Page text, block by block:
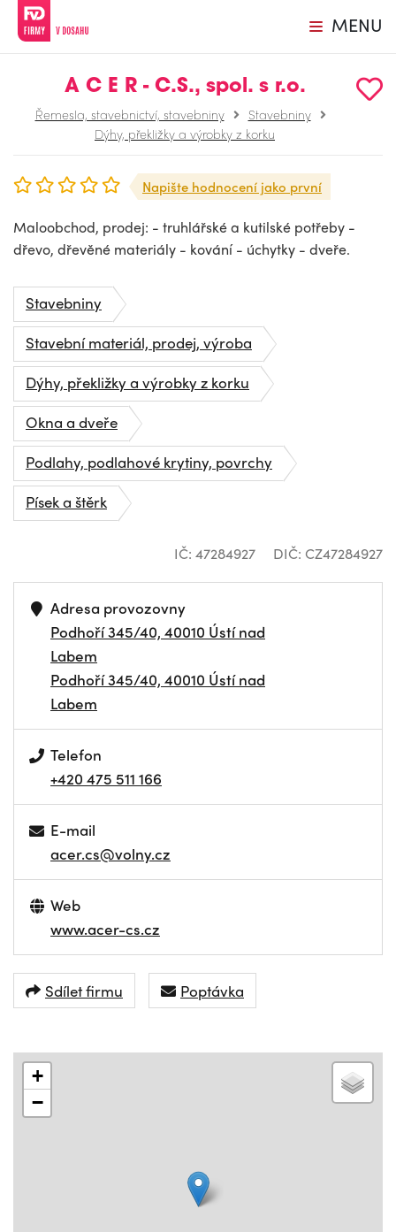
MENU
A C E R - C.S., spol. s r.o.
Řemesla, stavebnictví, stavebniny
Stavebniny
Dýhy, překližky a výrobky z korku
Napište hodnocení jako první
Maloobchod, prodej: - truhlářské a kutilské potřeby -
dřevo, dřevěné materiály - kování - úchytky - dveře.
Stavebniny
Stavební materiál, prodej, výroba
Dýhy, překližky a výrobky z korku
Okna a dveře
Podlahy, podlahové krytiny, povrchy
Písek a štěrk
IČ: 47284927 DIČ: CZ47284927
Adresa provozovny
Podhoří 345/40, 40010 Ústí nad
Labem
Podhoří 345/40, 40010 Ústí nad
Labem
Telefon
+420 475 511 166
E-mail
acer.cs@volny.cz
Web
www.acer-cs.cz
Sdílet firmu Poptávka
+
−